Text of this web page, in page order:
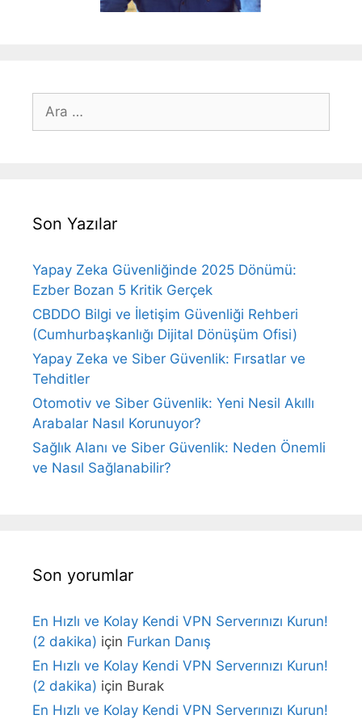
ara
Son Yazılar
Yapay Zeka Güvenliğinde 2025 Dönümü:
Ezber Bozan 5 Kritik Gerçek
CBDDO Bilgi ve İletişim Güvenliği Rehberi
(Cumhurbaşkanlığı Dijital Dönüşüm Ofisi)
Yapay Zeka ve Siber Güvenlik: Fırsatlar ve
Tehditler
Otomotiv ve Siber Güvenlik: Yeni Nesil Akıllı
Arabalar Nasıl Korunuyor?
Sağlık Alanı ve Siber Güvenlik: Neden Önemli
ve Nasıl Sağlanabilir?
Son yorumlar
En Hızlı ve Kolay Kendi VPN Serverınızı Kurun!
(2 dakika) için Furkan Danış
En Hızlı ve Kolay Kendi VPN Serverınızı Kurun!
(2 dakika) için Burak
En Hızlı ve Kolay Kendi VPN Serverınızı Kurun!